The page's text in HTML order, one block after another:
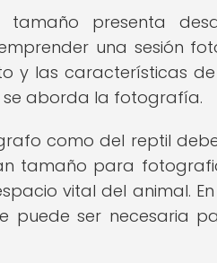
presenta
una sesión
y las características
se aborda la fotografía.
como del reptil
tamaño para
vital del animal.
puede ser necesaria